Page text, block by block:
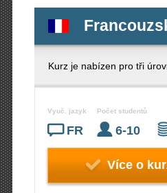
Kurz je nabízen pro tři
Vyuč. jazyk
FR
Počet studentů
6-10
Více o